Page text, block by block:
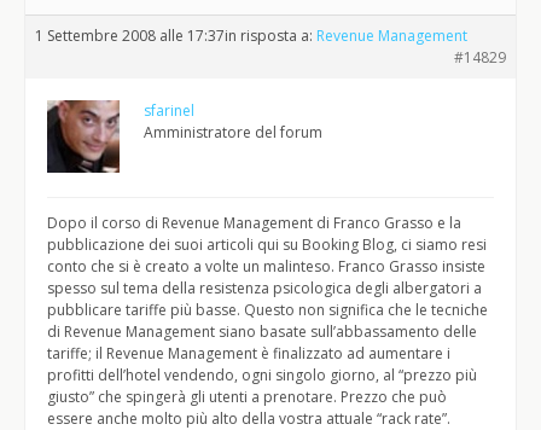
1 Settembre 2008 alle 17:37in risposta a: Revenue Management
#14829
sfarinel
Amministratore del forum
Dopo il corso di Revenue Management di Franco Grasso e la
pubblicazione dei suoi articoli qui su Booking Blog, ci siamo resi
conto che si è creato a volte un malinteso. Franco Grasso insiste
spesso sul tema della resistenza psicologica degli albergatori a
pubblicare tariffe più basse. Questo non significa che le tecniche
di Revenue Management siano basate sull’abbassamento delle
tariffe; il Revenue Management è finalizzato ad aumentare i
profitti dell’hotel vendendo, ogni singolo giorno, al “prezzo più
giusto” che spingerà gli utenti a prenotare. Prezzo che può
essere anche molto più alto della vostra attuale “rack rate”.